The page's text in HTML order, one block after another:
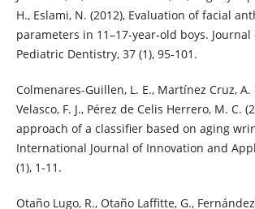
H., Eslami, N. (2012), Evaluation of facial
parameters in 11–17-year-old boys. Journal
Pediatric Dentistry, 37 (1), 95-101.
Colmenares-Guillen, L. E., Martínez Cruz, A.
Velasco, F. J., Pérez de Celis Herrero, M. C.
approach of a classifier based on aging
International Journal of Innovation and
(1), 1-11.
Otaño Lugo, R., Otaño Laffitte, G., Fernández